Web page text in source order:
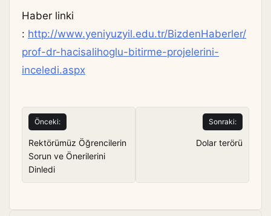
Haber linki
: http://www.yeniyuzyil.edu.tr/BizdenHaberler/
prof-dr-hacisalihoglu-bitirme-projelerini-
inceledi.aspx
Yazı
gezinmesi
Önceki:
Rektörümüz Öğrencilerin
Sorun ve Önerilerini
Dinledi
Sonraki:
Dolar terörü